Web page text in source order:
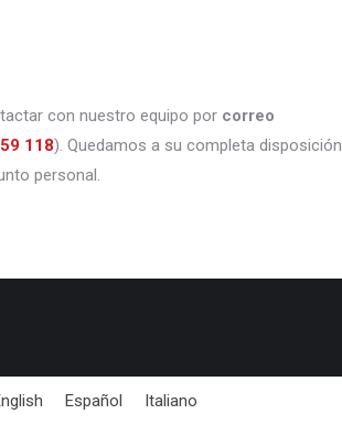
con nuestro equipo por correo
118). Quedamos a su completa disposición
personal.
Español Italiano